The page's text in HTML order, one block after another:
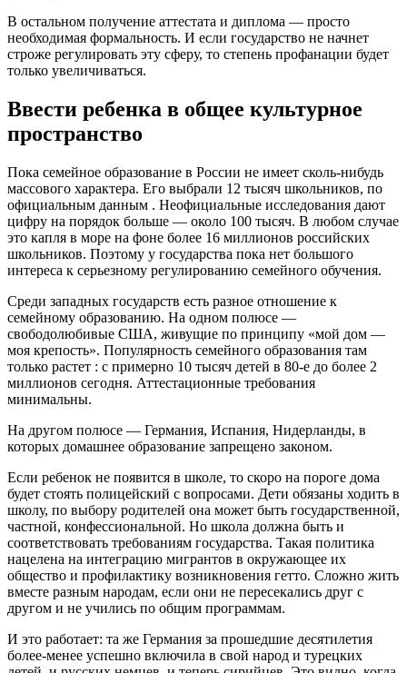
В остальном получение аттестата и диплома — просто
необходимая формальность. И если государство не начнет
строже регулировать эту сферу, то степень профанации будет
только увеличиваться.
Ввести ребенка в общее культурное
пространство
Пока семейное образование в России не имеет сколь-нибудь
массового характера. Его выбрали 12 тысяч школьников, по
официальным данным . Неофициальные исследования дают
цифру на порядок больше — около 100 тысяч. В любом случае
это капля в море на фоне более 16 миллионов российских
школьников. Поэтому у государства пока нет большого
интереса к серьезному регулированию семейного обучения.
Среди западных государств есть разное отношение к
семейному образованию. На одном полюсе —
свободолюбивые США, живущие по принципу «мой дом —
моя крепость». Популярность семейного образования там
только растет : с примерно 10 тысяч детей в 80-е до более 2
миллионов сегодня. Аттестационные требования
минимальны.
На другом полюсе — Германия, Испания, Нидерланды, в
которых домашнее образование запрещено законом.
Если ребенок не появится в школе, то скоро на пороге дома
будет стоять полицейский с вопросами. Дети обязаны ходить в
школу, по выбору родителей она может быть государственной,
частной, конфессиональной. Но школа должна быть и
соответствовать требованиям государства. Такая политика
нацелена на интеграцию мигрантов в окружающее их
общество и профилактику возникновения гетто. Сложно жить
вместе разным народам, если они не пересекались друг с
другом и не учились по общим программам.
И это работает: та же Германия за прошедшие десятилетия
более-менее успешно включила в свой народ и турецких